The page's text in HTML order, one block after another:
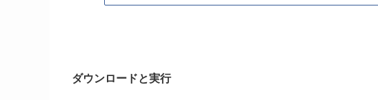
ダウンロードと実行